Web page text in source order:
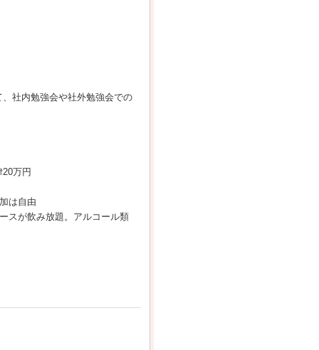
社内勉強会や社外勉強会での
万円
は自由
スが飲み放題。アルコール類